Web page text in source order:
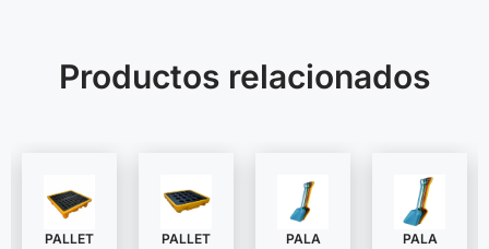
Productos relacionados
PALLET
PALLET
PALA
PALA